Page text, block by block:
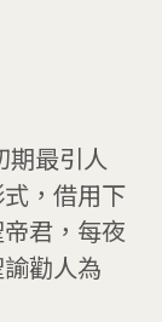
，借用下
君，每夜
勸人為